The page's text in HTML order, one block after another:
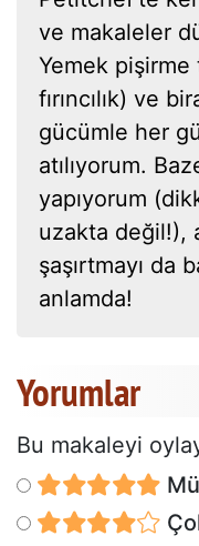
ve makaleler
Yemek
fırıncılık) ve
gücümle her
atılıyorum.
yapıyorum
uzakta değil!),
şaşırtmayı da
anlamda!
Yorumlar
Bu makaleyi